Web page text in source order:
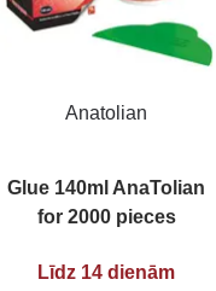
Anatolian
Glue 140ml AnaTolian
for 2000 pieces
Līdz 14 dienām